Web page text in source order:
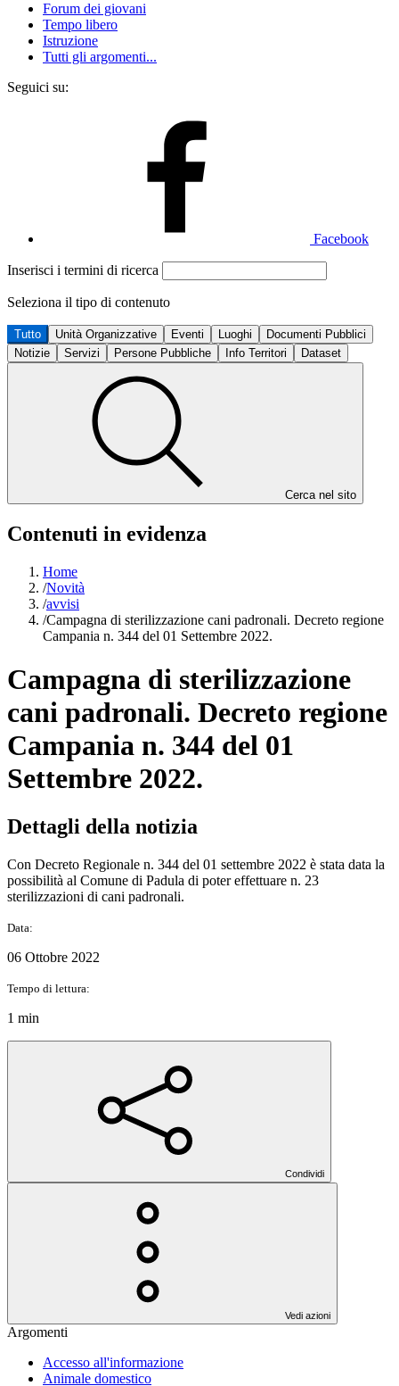
Forum dei giovani
Tempo libero
Istruzione
Tutti gli argomenti...
Seguici su:
Facebook
Inserisci i termini di ricerca
Seleziona il tipo di contenuto
Tutto Unità Organizzative Eventi Luoghi
Documenti Pubblici
Notizie
Servizi Persone Pubbliche Info Territori Dataset
Cerca nel sito
Contenuti in evidenza
Home
/Novità
/avvisi
/Campagna di sterilizzazione cani padronali. Decreto regione
Campania n. 344 del 01 Settembre 2022.
Campagna di sterilizzazione
cani padronali. Decreto regione
Campania n. 344 del 01
Settembre 2022.
Dettagli della notizia
Con Decreto Regionale n. 344 del 01 settembre 2022 è stata data la
possibilità al Comune di Padula di poter effettuare n. 23
sterilizzazioni di cani padronali.
Data:
06 Ottobre 2022
Tempo di lettura:
1 min
Condividi
Vedi azioni
Argomenti
Accesso all'informazione
Animale domestico